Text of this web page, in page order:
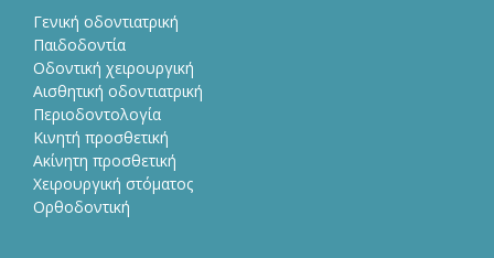
Γενική οδοντιατρική
Παιδοδοντία
Οδοντική χειρουργική
Αισθητική οδοντιατρική
Περιοδοντολογία
Κινητή προσθετική
Ακίνητη προσθετική
Χειρουργική στόματος
Ορθοδοντική